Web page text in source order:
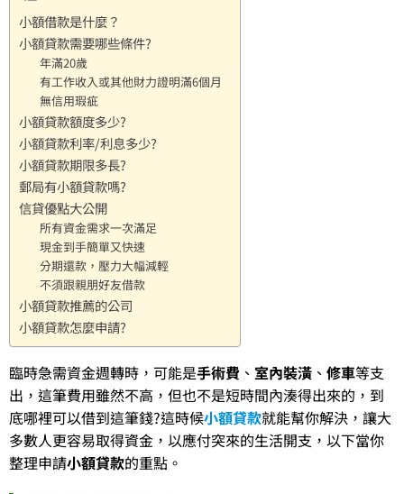
小額借款是什麼？
小額貸款需要哪些條件?
年滿20歲
有工作收入或其他財力證明滿6個月
無信用瑕疵
小額貸款額度多少?
小額貸款利率/利息多少?
小額貸款期限多長?
郵局有小額貸款嗎?
信貸優點大公開
所有資金需求一次滿足
現金到手簡單又快速
分期還款，壓力大幅減輕
不須跟親朋好友借款
小額貸款推薦的公司
小額貸款怎麼申請?
臨時急需資金週轉時，可能是手術費 、 室內裝潢 、 修車等支
出，這筆費用雖然不高，但也不是短時間內湊得出來的，到
底哪裡可以借到這筆錢?這時候小額貸款就能幫你解決，讓大
多數人更容易取得資金，以應付突來的生活開支，以下當你
整理申請小額貸款的重點。